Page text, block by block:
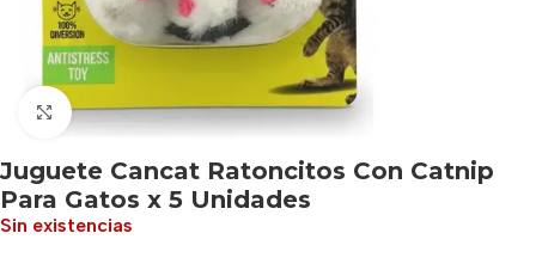
Haga clic para ampliar
Juguete Cancat Ratoncitos Con Catnip
Para Gatos x 5 Unidades
Sin existencias